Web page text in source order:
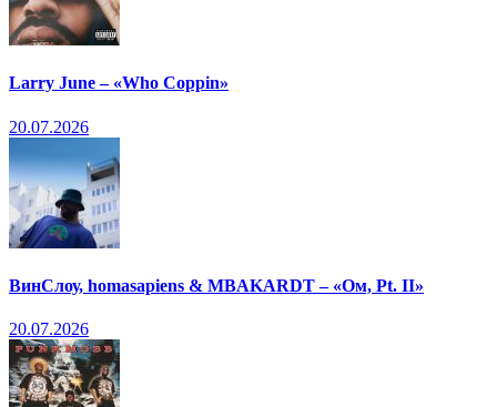
Larry June – «Who Coppin»
20.07.2026
ВинСлоу, homasapiens & MBAKARDT – «Ом, Pt. II»
20.07.2026